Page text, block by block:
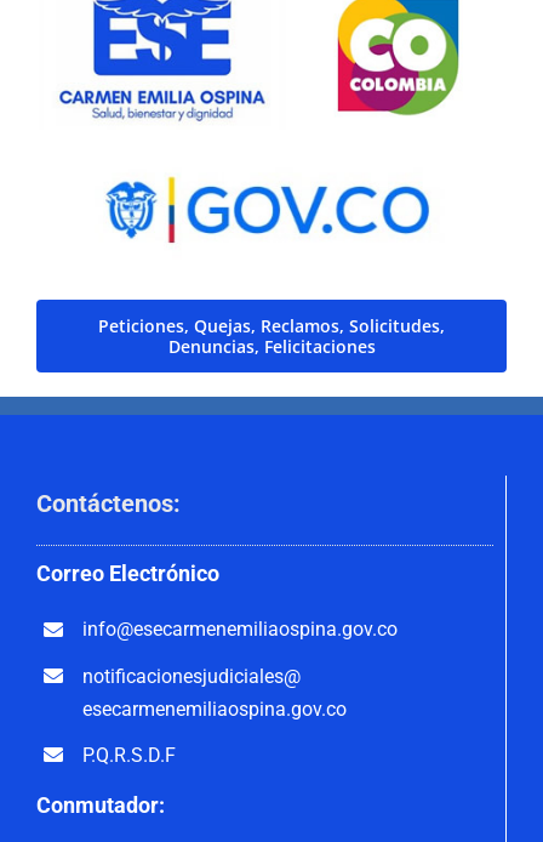
Peticiones, Quejas, Reclamos, Solicitudes,
Denuncias, Felicitaciones
Contáctenos:
Correo Electrónico
info@esecarmenemiliaospina.gov.co
notificacionesjudiciales@
esecarmenemiliaospina.gov.co
P.Q.R.S.D.F
Conmutador: